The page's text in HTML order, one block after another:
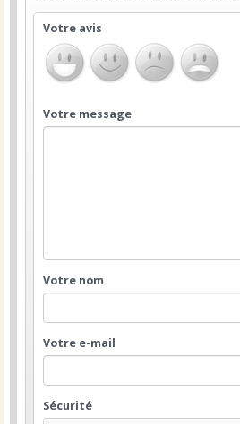
Votre avis
Votre message
Votre nom
Votre e-mail
Sécurité